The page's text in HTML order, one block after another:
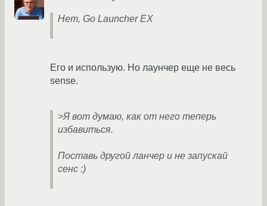
Нет, Go Launcher EX
Его и использую. Но лаунчер еще не весь
sense.
>Я вот думаю, как от него теперь
избавиться.
Поставь другой ланчер и не запускай
сенс :)